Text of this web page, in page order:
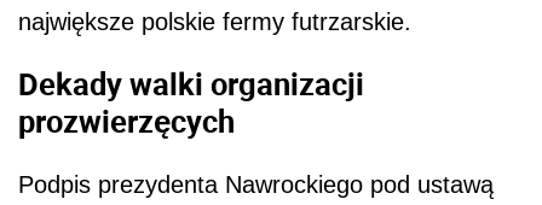
największe polskie fermy futrzarskie.
Dekady walki organizacji
prozwierzęcych
Podpis prezydenta Nawrockiego pod ustawą